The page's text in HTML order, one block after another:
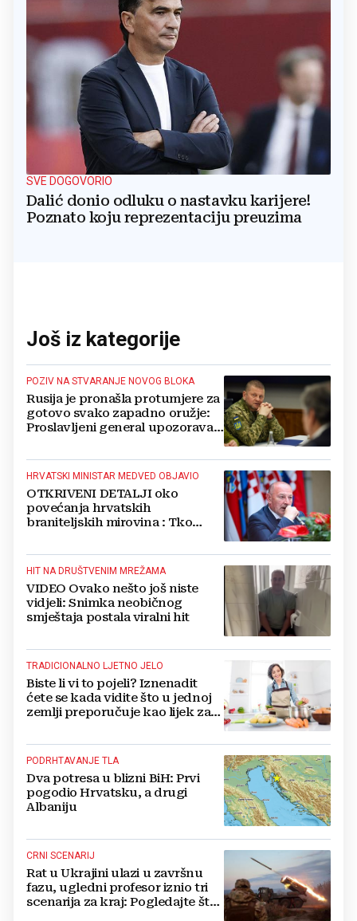
SVE DOGOVORIO
Dalić donio odluku o nastavku karijere!
Poznato koju reprezentaciju preuzima
Još iz kategorije
POZIV NA STVARANJE NOVOG BLOKA
Rusija je pronašla protumjere za
gotovo svako zapadno oružje:
Proslavljeni general upozorava
HRVATSKI MINISTAR MEDVED OBJAVIO
OTKRIVENI DETALJI oko
povećanja hrvatskih
braniteljskih mirovina : Tko
HIT NA DRUŠTVENIM MREŽAMA
VIDEO Ovako nešto još niste
vidjeli: Snimka neobičnog
smještaja postala viralni hit
TRADICIONALNO LJETNO JELO
Biste li vi to pojeli? Iznenadit
ćete se kada vidite što u jednoj
zemlji preporučuje kao lijek za
PODRHTAVANJE TLA
Dva potresa u blizni BiH: Prvi
pogodio Hrvatsku, a drugi
Albaniju
CRNI SCENARIJ
Rat u Ukrajini ulazi u završnu
fazu, ugledni profesor iznio tri
scenarija za kraj: Pogledajte što